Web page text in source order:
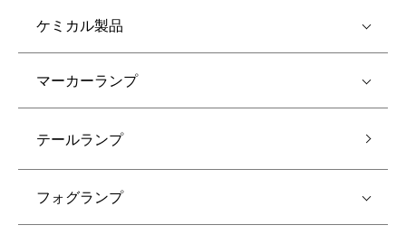
ケミカル製品
マーカーランプ
テールランプ
フォグランプ